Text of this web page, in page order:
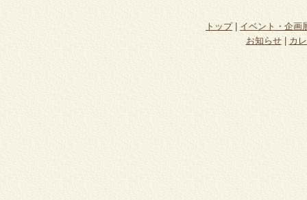
トップ|イベント・企画
お知らせ|カ